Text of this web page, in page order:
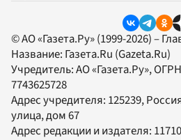
© АО «Газета.Ру» (1999-2026) –
Название: Газета.Ru (Gazeta.Ru)
Учредитель:АО «Газета.Ру»,
7743625728
Адрес учредителя: 125239,
улица, дом 67
Адрес редакции и издателя: